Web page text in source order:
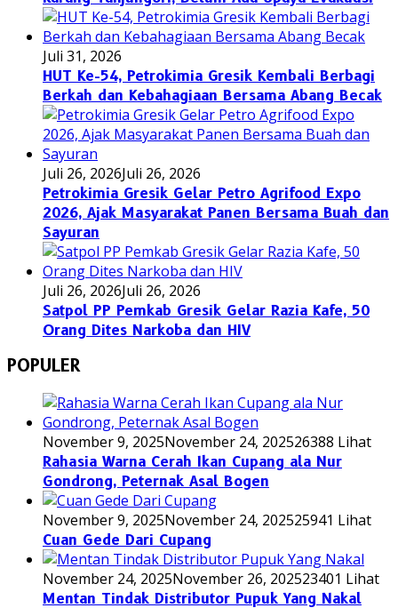
Juli 31, 2026
HUT Ke-54, Petrokimia Gresik Kembali Berbagi
Berkah dan Kebahagiaan Bersama Abang Becak
Juli 26, 2026Juli 26, 2026
Petrokimia Gresik Gelar Petro Agrifood Expo
2026, Ajak Masyarakat Panen Bersama Buah dan
Sayuran
Juli 26, 2026Juli 26, 2026
Satpol PP Pemkab Gresik Gelar Razia Kafe, 50
Orang Dites Narkoba dan HIV
POPULER
November 9, 2025November 24, 202526388 Lihat
Rahasia Warna Cerah Ikan Cupang ala Nur
Gondrong, Peternak Asal Bogen
November 9, 2025November 24, 202525941 Lihat
Cuan Gede Dari Cupang
November 24, 2025November 26, 202523401 Lihat
Mentan Tindak Distributor Pupuk Yang Nakal